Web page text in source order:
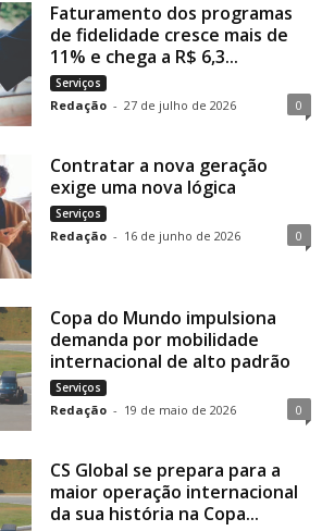
Faturamento dos programas
de fidelidade cresce mais de
11% e chega a R$ 6,3...
Serviços
Redação - 27 de julho de 2026 0
Contratar a nova geração
exige uma nova lógica
Serviços
Redação - 16 de junho de 2026 0
Copa do Mundo impulsiona
demanda por mobilidade
internacional de alto padrão
Serviços
Redação - 19 de maio de 2026 0
CS Global se prepara para a
maior operação internacional
da sua história na Copa...